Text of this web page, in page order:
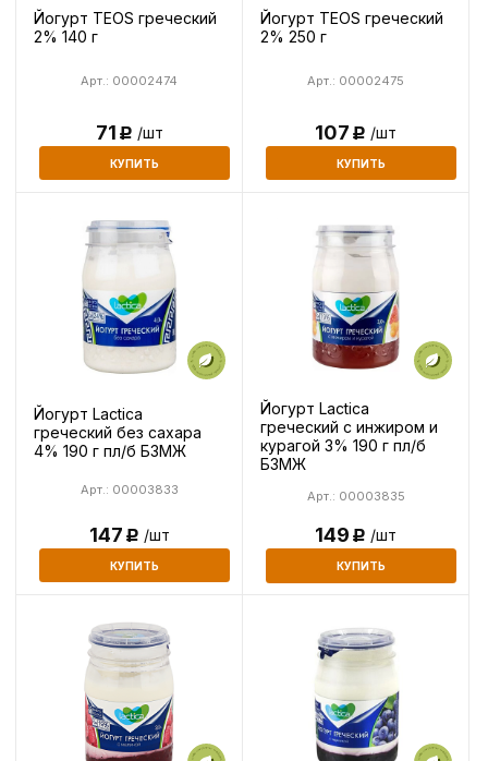
Йогурт TEOS греческий
2% 140 г
Арт.: 00002474
71Р /шт
КУПИТЬ
Йогурт TEOS греческий
2% 250 г
Арт.: 00002475
107Р /шт
КУПИТЬ
Йогурт Lactica
греческий без сахара
4% 190 г пл/б БЗМЖ
Арт.: 00003833
147Р /шт
КУПИТЬ
Йогурт Lactica
греческий с инжиром и
курагой 3% 190 г пл/б
БЗМЖ
Арт.: 00003835
149Р /шт
КУПИТЬ